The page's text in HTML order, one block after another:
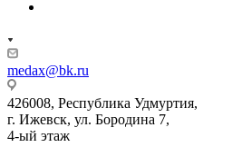
medax@bk.ru
426008, Республика Удмуртия,
г. Ижевск, ул. Бородина 7,
4-ый этаж